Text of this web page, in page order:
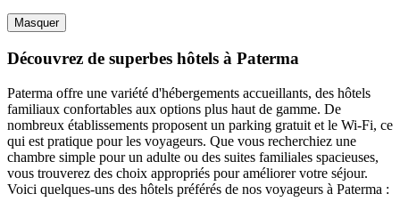
Masquer
Découvrez de superbes hôtels à Paterma
Paterma offre une variété d'hébergements accueillants, des hôtels
familiaux confortables aux options plus haut de gamme. De
nombreux établissements proposent un parking gratuit et le Wi-Fi, ce
qui est pratique pour les voyageurs. Que vous recherchiez une
chambre simple pour un adulte ou des suites familiales spacieuses,
vous trouverez des choix appropriés pour améliorer votre séjour.
Voici quelques-uns des hôtels préférés de nos voyageurs à Paterma :